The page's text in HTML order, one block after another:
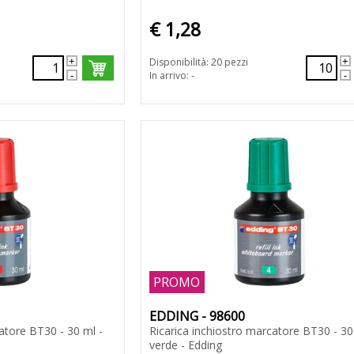
€ 1,28
Disponibilità: 20 pezzi
In arrivo: -
BT30 - 30 ml -
EDDING - 98600
Ricarica inchiostro marcatore BT30 -
verde - Edding
PROMO